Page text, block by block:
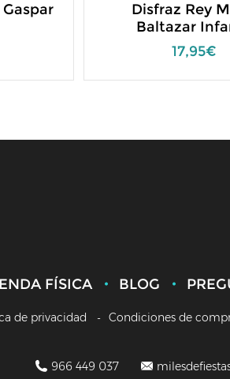
Disfraz Rey
Baltazar
17,95€
FÍSICA BLOG
de privacidad Condiciones de
966 449 037